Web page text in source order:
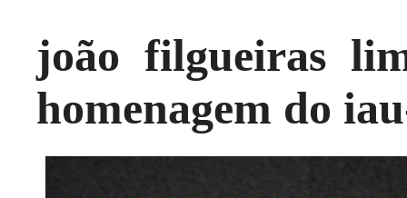
joão filgueiras
homenagem do